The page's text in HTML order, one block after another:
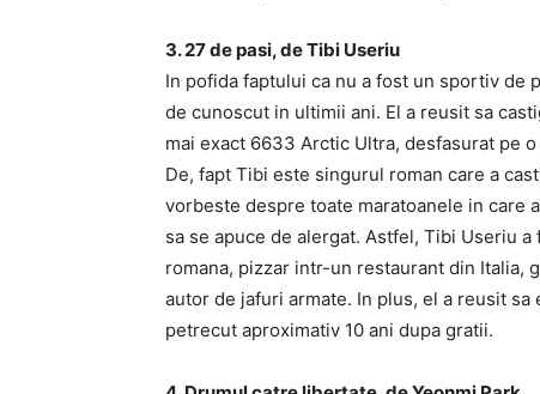
3. 27 de pasi, de Tibi Useriu
In pofida faptului ca nu a fost un sportiv de
de cunoscut in ultimii ani. El a reusit sa
mai exact 6633 Arctic Ultra, desfasurat pe
De, fapt Tibi este singurul roman care a
vorbeste despre toate maratoanele in care
sa se apuce de alergat. Astfel, Tibi Useriu
romana, pizzar intr-un restaurant din Italia,
autor de jafuri armate. In plus, el a reusit
petrecut aproximativ 10 ani dupa gratii.